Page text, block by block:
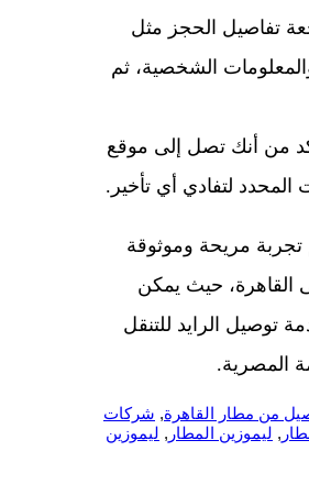
تفاصيل الحجز مثل
الشخصية، ثم
من أنك تصل إلى موقع
المحدد لتفادي أي تأخير.
مريحة وموثوقة
القاهرة، حيث يمكن
توصيل الرايد للتنقل
المصرية.
من مطار القاهرة, شركات
, ليموزين المطار , ليموزين